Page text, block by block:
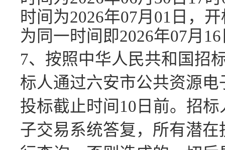
时间为2026年07月 01 日，
为同一时间即2026年07月16
7、 按照中华人民共和国招
标人通过六安市公共资源
投标截止时间 10日前。招
子交易系统答复，所有潜